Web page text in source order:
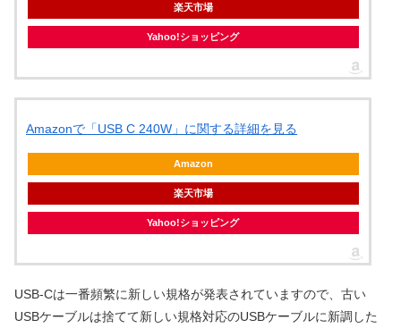
楽天市場
Yahoo!ショッピング
Amazonで「USB C 240W」に関する詳細を見る
Amazon
楽天市場
Yahoo!ショッピング
USB-Cは一番頻繁に新しい規格が発表されていますので、古い
USBケーブルは捨てて新しい規格対応のUSBケーブルに新調した